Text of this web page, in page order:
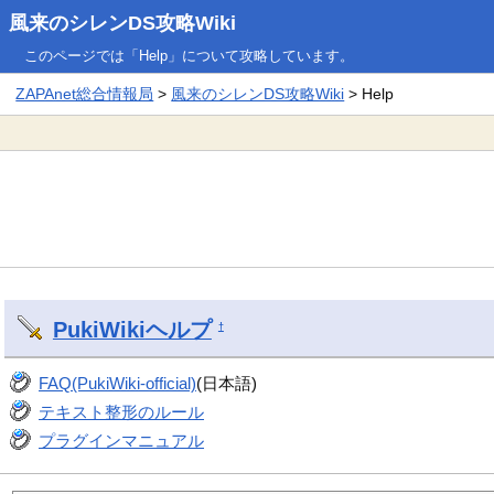
風来のシレンDS攻略Wiki
このページでは「Help」について攻略しています。
ZAPAnet総合情報局 > 風来のシレンDS攻略Wiki > Help
PukiWikiヘルプ †
FAQ(PukiWiki-official)(日本語)
テキスト整形のルール
プラグインマニュアル